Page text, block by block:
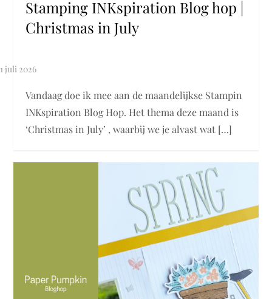
Stamping INKspiration Blog hop |
Christmas in July
Vandaag doe ik mee aan de maandelijkse Stampin
INKspiration Blog Hop. Het thema deze maand is
‘Christmas in July’ , waarbij we je alvast wat […]